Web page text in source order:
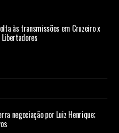
às transmissões em Cruzeiro x
Libertadores
negociação por Luiz Henrique;